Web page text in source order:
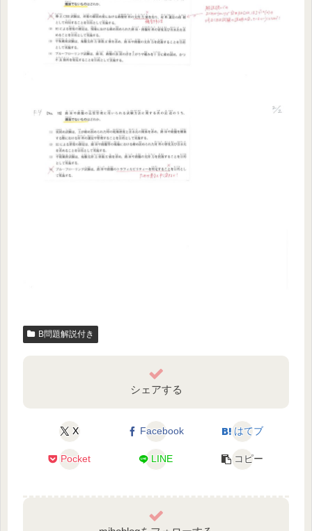
B問題解説付き
シェアする
X Facebook はてブ
Pocket LINE コピー